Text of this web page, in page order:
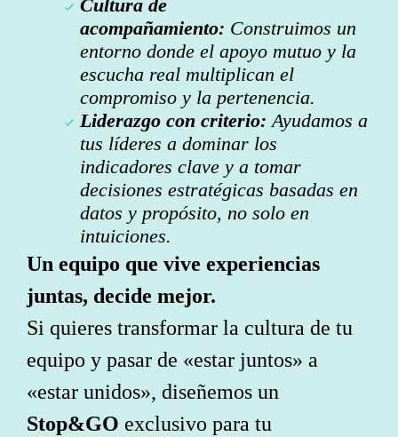
Cultura de
acompañamiento: Construimos un
entorno donde el apoyo mutuo y la
escucha real multiplican el
compromiso y la pertenencia.
Liderazgo con criterio: Ayudamos a
tus líderes a dominar los
indicadores clave y a tomar
decisiones estratégicas basadas en
datos y propósito, no solo en
intuiciones.
Un equipo que vive experiencias
juntas, decide mejor.
Si quieres transformar la cultura de tu
equipo y pasar de «estar juntos» a
«estar unidos», diseñemos un
Stop&GO exclusivo para tu